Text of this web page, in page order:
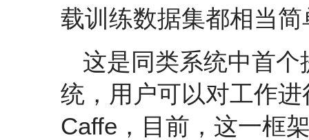
载训练数据集都相当简
这是同类系统中首
统，用户可以对工作
Caffe，目前，这一框